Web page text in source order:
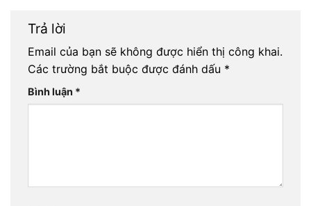
Trả lời
Email của bạn sẽ không được hiển thị công khai.
Các trường bắt buộc được đánh dấu *
Bình luận *